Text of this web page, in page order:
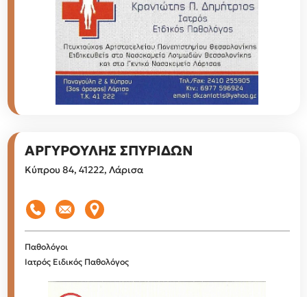
ΑΡΓΥΡΟΥΛΗΣ ΣΠΥΡΙΔΩΝ
Κύπρου 84, 41222, Λάρισα
Παθολόγοι
Ιατρός Ειδικός Παθολόγος